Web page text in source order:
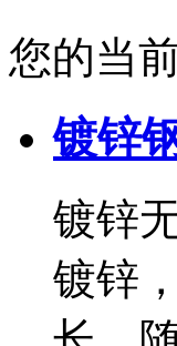
您的当
镀锌
镀锌
镀锌